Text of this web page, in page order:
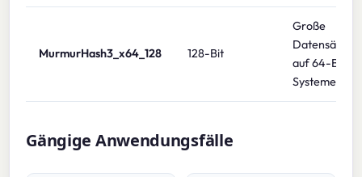
MurmurHash3_x64_128 128-Bit
Große
Datensätze
auf 64-Bit-
Systemen
Gängige Anwendungsfälle